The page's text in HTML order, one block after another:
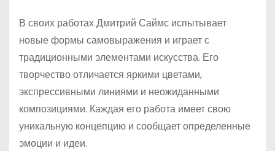
В своих работах Дмитрий Саймс испытывает
новые формы самовыражения и играет с
традиционными элементами искусства. Его
творчество отличается яркими цветами,
экспрессивными линиями и неожиданными
композициями. Каждая его работа имеет свою
уникальную концепцию и сообщает определенные
эмоции и идеи.